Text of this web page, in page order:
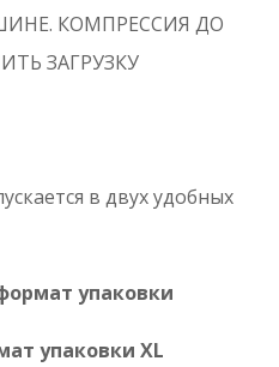
КОМПРЕССИЯ ДО
ЗАГРУЗКУ
в двух удобных
упаковки
упаковки XL